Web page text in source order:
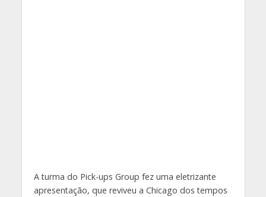
A turma do Pick-ups Group fez uma eletrizante
apresentação, que reviveu a Chicago dos tempos